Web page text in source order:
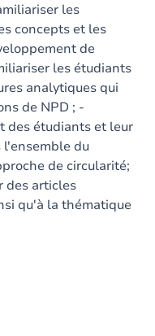
les
concepts et les
de
les étudiants
analytiques qui
de NPD ; -
des étudiants et leur
l'ensemble du
de circularité;
des articles
qu'à la thématique